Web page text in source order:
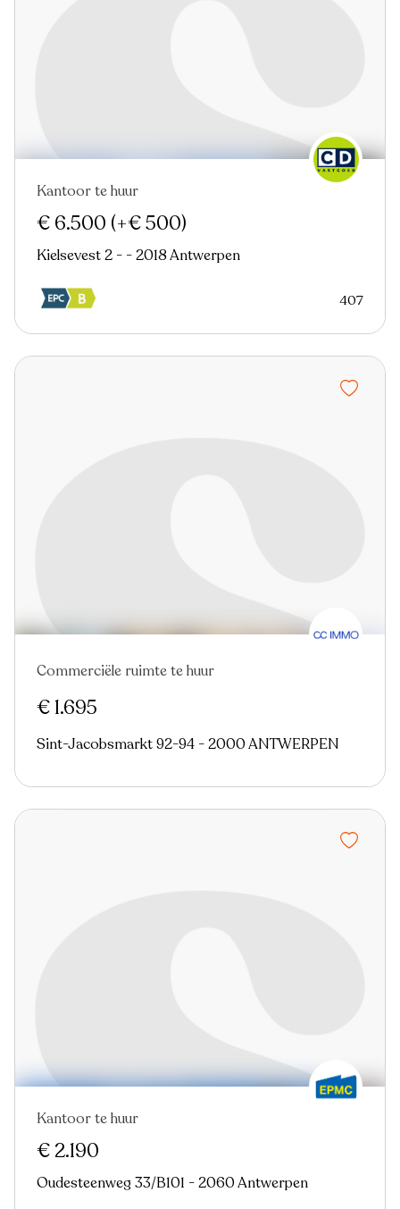
Nieuw
Kantoor te huur
€ 6.500 (+€ 500)
Kielsevest 2 - - 2018 Antwerpen
407
Nieuw
Commerciële ruimte te huur
€ 1.695
Sint-Jacobsmarkt 92-94 - 2000 ANTWERPEN
Nieuw
Kantoor te huur
€ 2.190
Oudesteenweg 33/B101 - 2060 Antwerpen